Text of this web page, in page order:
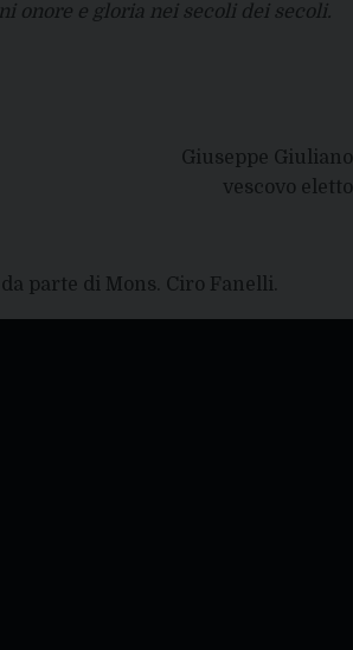
onore e gloria nei secoli dei secoli.
Giuseppe Giuliano
vescovo eletto
parte di Mons. Ciro Fanelli.